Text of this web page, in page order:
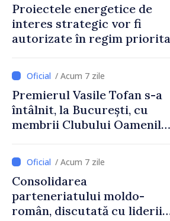
Proiectele energetice de
interes strategic vor fi
autorizate în regim
/ Acum 7 zile
Premierul Vasile Tofan s-a
întâlnit, la București, cu
membrii Clubului Oamenilor
/ Acum 7 zile
Consolidarea
parteneriatului moldo-
român, discutată cu liderii